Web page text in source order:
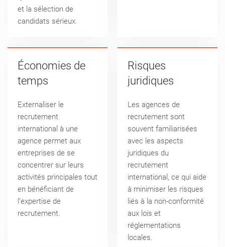
et la sélection de
candidats sérieux.
Économies de
temps
Externaliser le
recrutement
international à une
agence permet aux
entreprises de se
concentrer sur leurs
activités principales tout
en bénéficiant de
l’expertise de
recrutement.
Risques
juridiques
Les agences de
recrutement sont
souvent familiarisées
avec les aspects
juridiques du
recrutement
international, ce qui aide
à minimiser les risques
liés à la non-conformité
aux lois et
réglementations
locales.